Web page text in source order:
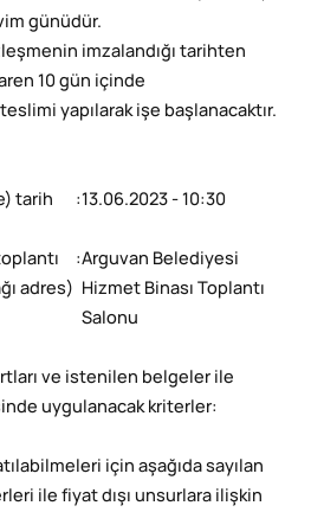
günüdür.
imzalandığı tarihten
10 gün içinde
yapılarak işe başlanacaktır.
tarih
:13.06.2023 - 10:30
adres)
:Arguvan Belediyesi
Hizmet Binası Toplantı
Salonu
ve istenilen belgeler ile
uygulanacak kriterler:
için aşağıda sayılan
ile fiyat dışı unsurlara ilişkin